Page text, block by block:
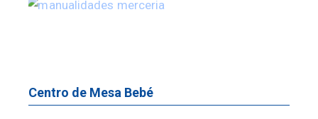
Centro de Mesa Bebé